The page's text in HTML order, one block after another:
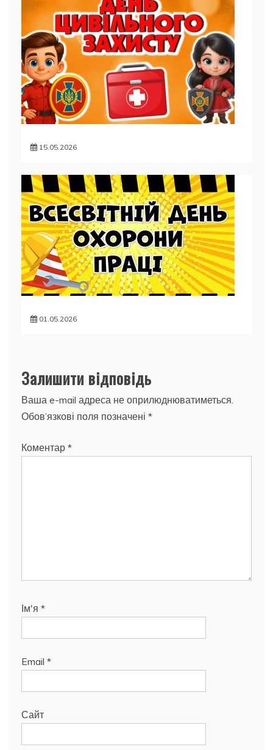
15.05.2026
01.05.2026
Залишити відповідь
Ваша e-mail адреса не оприлюднюватиметься.
Обов’язкові поля позначені *
Коментар *
Ім'я *
Email *
Сайт